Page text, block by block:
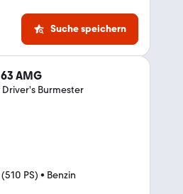
Suche speichern
AMG
Burmester
PS) • Benzin